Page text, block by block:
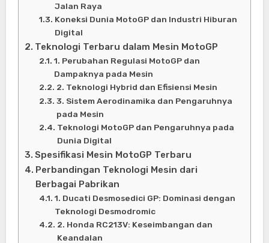
Jalan Raya
Koneksi Dunia MotoGP dan Industri Hiburan
Digital
Teknologi Terbaru dalam Mesin MotoGP
1. Perubahan Regulasi MotoGP dan
Dampaknya pada Mesin
2. Teknologi Hybrid dan Efisiensi Mesin
3. Sistem Aerodinamika dan Pengaruhnya
pada Mesin
Teknologi MotoGP dan Pengaruhnya pada
Dunia Digital
Spesifikasi Mesin MotoGP Terbaru
Perbandingan Teknologi Mesin dari
Berbagai Pabrikan
1. Ducati Desmosedici GP: Dominasi dengan
Teknologi Desmodromic
2. Honda RC213V: Keseimbangan dan
Keandalan